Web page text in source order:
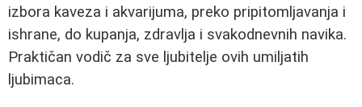
izbora kaveza i akvarijuma, preko pripitomljavanja i
ishrane, do kupanja, zdravlja i svakodnevnih navika.
Praktičan vodič za sve ljubitelje ovih umiljatih
ljubimaca.